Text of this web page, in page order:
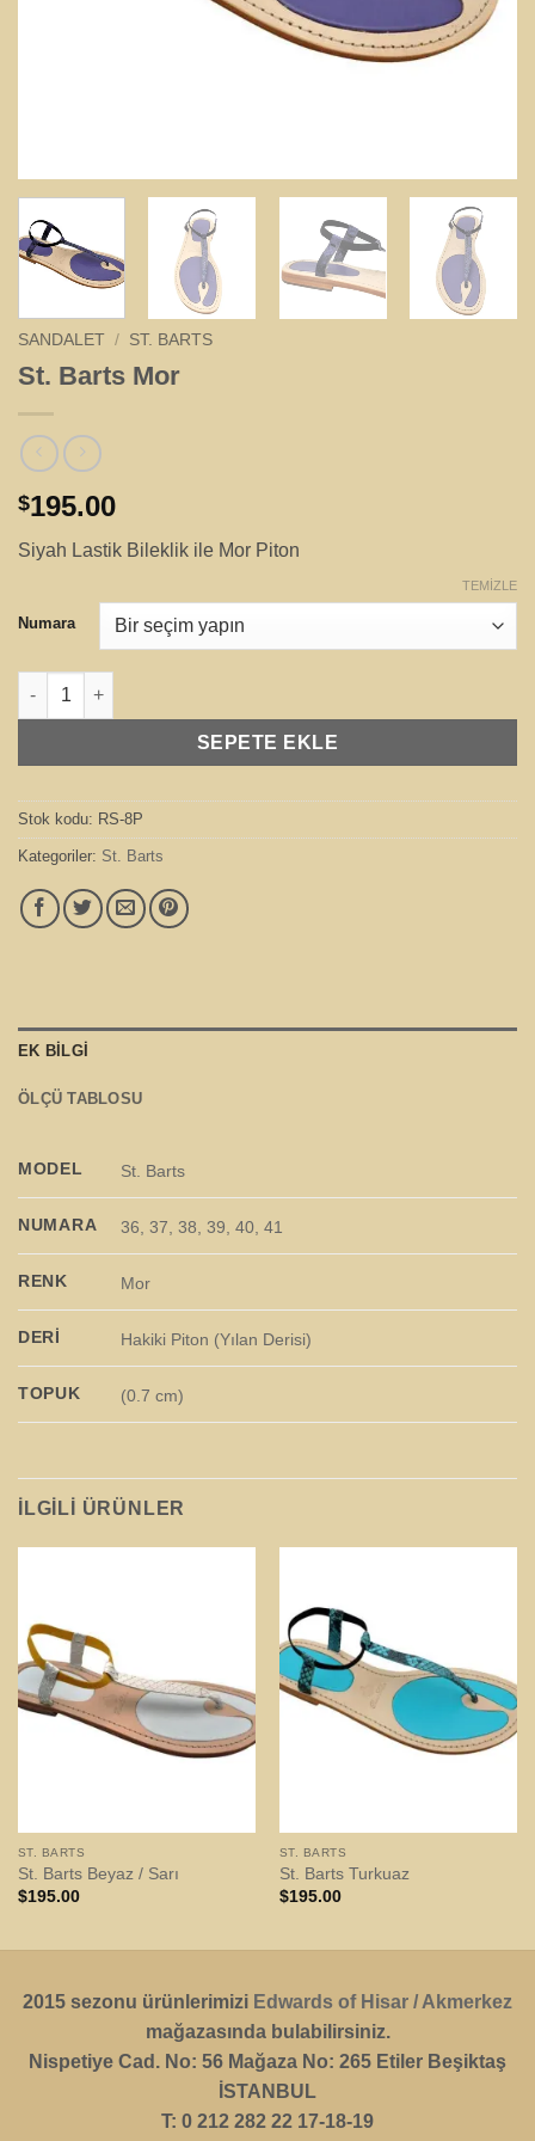
SANDALET / ST. BARTS
St. Barts Mor
$195.00
Siyah Lastik Bileklik ile Mor Piton
Numara
TEMIZLE
St. Barts Mor adet
SEPETE EKLE
Stok kodu: RS-8P
Kategoriler: St. Barts
EK BILGI
ÖLÇÜ TABLOSU
MODEL St. Barts
NUMARA 36, 37, 38, 39, 40, 41
RENK Mor
DERI Hakiki Piton (Yılan Derisi)
TOPUK (0.7 cm)
İLGILI ÜRÜNLER
ST. BARTS
St. Barts Beyaz / Sarı
$195.00
ST. BARTS
St. Barts Turkuaz
$195.00
2015 sezonu ürünlerimizi Edwards of Hisar / Akmerkez
mağazasında bulabilirsiniz.
Nispetiye Cad. No: 56 Mağaza No: 265 Etiler Beşiktaş
İSTANBUL
T: 0 212 282 22 17-18-19